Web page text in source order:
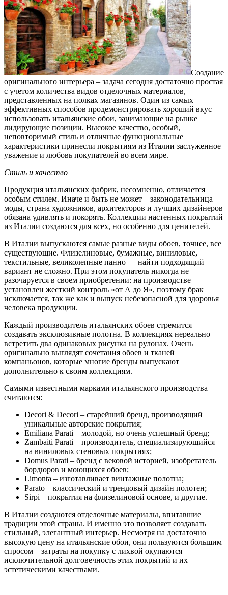
Создание
оригинального интерьера – задача сегодня достаточно простая
с учетом количества видов отделочных материалов,
представленных на полках магазинов. Один из самых
эффективных способов продемонстрировать хороший вкус –
использовать итальянские обои, занимающие на рынке
лидирующие позиции. Высокое качество, особый,
неповторимый стиль и отличные функциональные
характеристики принесли покрытиям из Италии заслуженное
уважение и любовь покупателей во всем мире.
Стиль и качество
Продукция итальянских фабрик, несомненно, отличается
особым стилем. Иначе и быть не может – законодательница
моды, страна художников, архитекторов и лучших дизайнеров
обязана удивлять и покорять. Коллекции настенных покрытий
из Италии создаются для всех, но особенно для ценителей.
В Италии выпускаются самые разные виды обоев, точнее, все
существующие. Флизелиновые, бумажные, виниловые,
текстильные, великолепные панно — найти подходящий
вариант не сложно. При этом покупатель никогда не
разочаруется в своем приобретении: на производстве
установлен жесткий контроль «от А до Я», поэтому брак
исключается, так же как и выпуск небезопасной для здоровья
человека продукции.
Каждый производитель итальянских обоев стремится
создавать эксклюзивные полотна. В коллекциях нереально
встретить два одинаковых рисунка на рулонах. Очень
оригинально выглядят сочетания обоев и тканей
компаньонов, которые многие бренды выпускают
дополнительно к своим коллекциям.
Самыми известными марками итальянского производства
считаются:
Decori & Decori – старейший бренд, производящий
уникальные авторские покрытия;
Emiliana Parati – молодой, но очень успешный бренд;
Zambaiti Parati – производитель, специализирующийся
на виниловых стеновых покрытиях;
Domus Parati – бренд с вековой историей, изобретатель
бордюров и моющихся обоев;
Limonta – изготавливает винтажные полотна;
Parato – классический и трендовый дизайн полотен;
Sirpi – покрытия на флизелиновой основе, и другие.
В Италии создаются отделочные материалы, впитавшие
традиции этой страны. И именно это позволяет создавать
стильный, элегантный интерьер. Несмотря на достаточно
высокую цену на итальянские обои, они пользуются большим
спросом – затраты на покупку с лихвой окупаются
исключительной долговечность этих покрытий и их
эстетическими качествами.